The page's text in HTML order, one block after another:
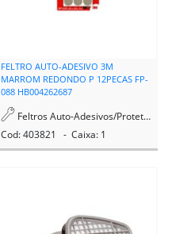
FELTRO AUTO-ADESIVO 3M
MARROM REDONDO P 12PECAS FP-
088 HB004262687
Feltros Auto-Adesivos/Protetores
Cod: 403821 - Caixa: 1